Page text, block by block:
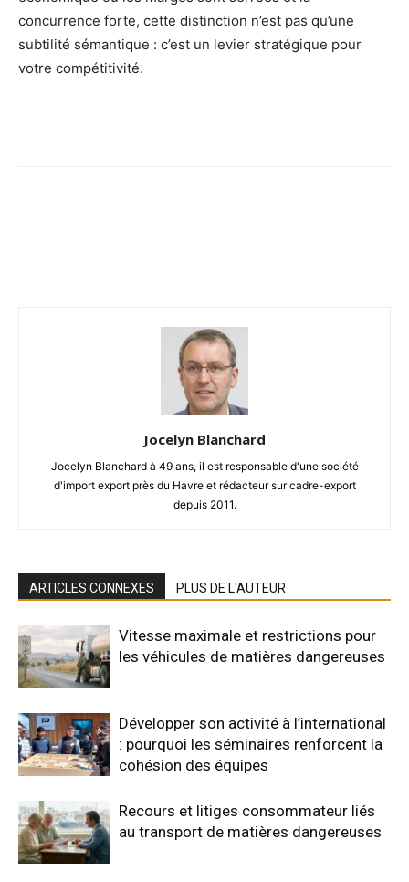
concurrence forte, cette distinction n’est pas qu’une
subtilité sémantique : c’est un levier stratégique pour
votre compétitivité.
Jocelyn Blanchard
Jocelyn Blanchard à 49 ans, il est responsable d'une société
d'import export près du Havre et rédacteur sur cadre-export
depuis 2011.
ARTICLES CONNEXES PLUS DE L'AUTEUR
Vitesse maximale et restrictions pour
les véhicules de matières dangereuses
Développer son activité à l’international
: pourquoi les séminaires renforcent la
cohésion des équipes
Recours et litiges consommateur liés
au transport de matières dangereuses